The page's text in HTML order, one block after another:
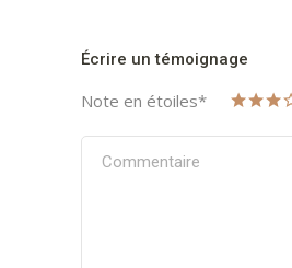
Écrire un témoignage
Note en étoiles*